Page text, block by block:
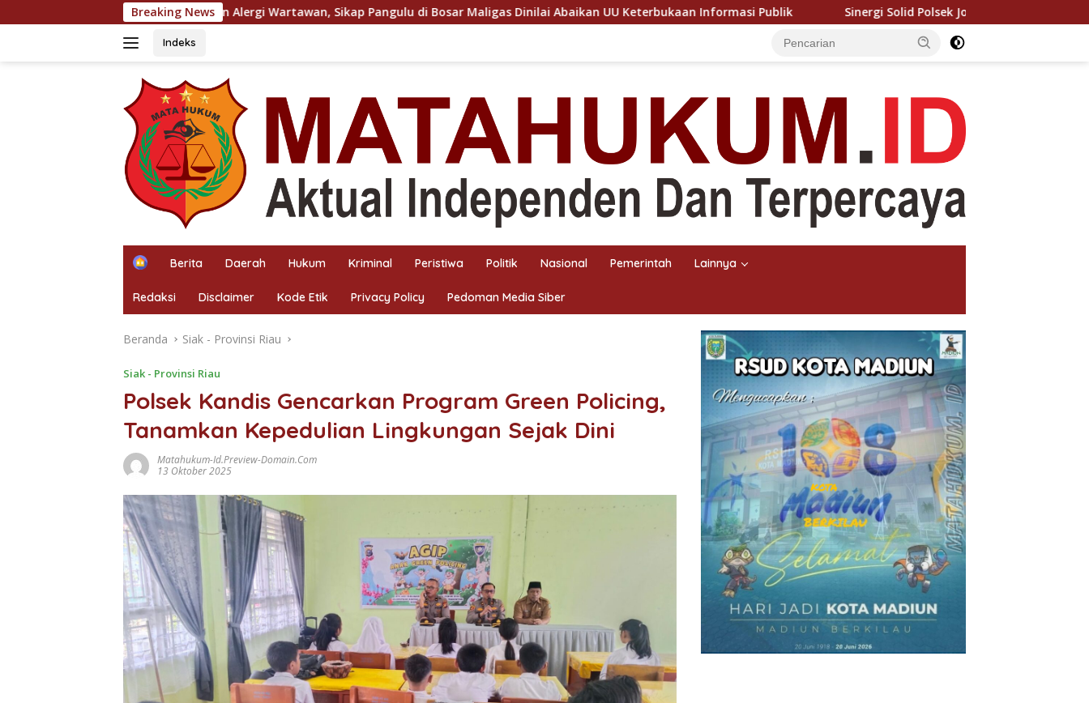
ke
Breaking News
dan Alergi Wartawan, Sikap Pangulu di Bosar Maligas Dinilai Abaikan UU Keterbukaan Informasi Publik Sinergi Solid Polsek Jorlang Hataran, Jatanras dan Inafis Polres
Indeks
H
m
e
Berita Daerah Hukum Kriminal Peristiwa Politik Nasional Pemerintah Lainnya
Redaksi Disclaimer Kode Etik Privacy Policy Pedoman Media Siber
Beranda Siak - Provinsi Riau
Siak - Provinsi Riau
Polsek Kandis Gencarkan Program Green Policing,
Tanamkan Kepedulian Lingkungan Sejak Dini
Matahukum-Id.preview-Domain.com
13 Oktober 2025